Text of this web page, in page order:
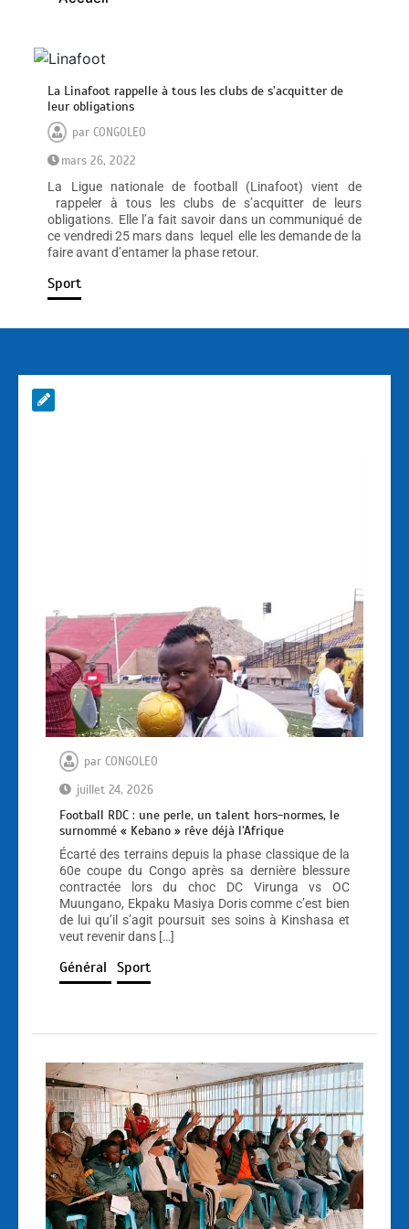
La Linafoot rappelle à tous les clubs de s’acquitter de
leur obligations
parCONGOLEO
mars 26, 2022
La Ligue nationale de football (Linafoot) vient de
rappeler à tous les clubs de s’acquitter de leurs
obligations. Elle l’a fait savoir dans un communiqué de
ce vendredi 25 mars dans lequel elle les demande de la
faire avant d’entamer la phase retour.
Sport
par CONGOLEO
juillet 24, 2026
Football RDC : une perle, un talent hors-normes, le
surnommé « Kebano » rêve déjà l’Afrique
Écarté des terrains depuis la phase classique de la
60e coupe du Congo après sa dernière blessure
contractée lors du choc DC Virunga vs OC
Muungano, Ekpaku Masiya Doris comme c’est bien
de lui qu’il s’agit poursuit ses soins à Kinshasa et
veut revenir dans […]
Général Sport